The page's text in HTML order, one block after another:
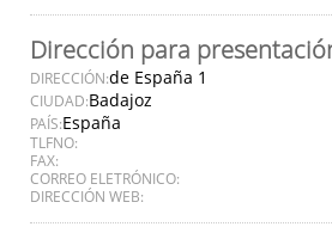
Dirección para
DIRECCIÓN:de España 1
CIUDAD:Badajoz
PAÍS:España
TLFNO:
FAX:
CORREO ELETRÓNICO:
DIRECCIÓN WEB: